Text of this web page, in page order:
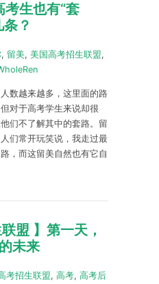
考生也有“套
？
, 留美, 美国高考招生联盟,
数越来越多，这里面的路
对于高考学生来说却很
们不了解其中的套路。留
们常开玩笑说，我走过最
，而这留美自然也有它自
盟 】第一天，
未来
考招生联盟, 高考, 高考后